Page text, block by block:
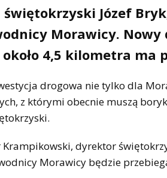
świętokrzyski Józef
Morawicy.
około 4,5 kilometra ma
drogowa nie tylko dla
z którymi obecnie muszą
Krampikowski, dyrektor
Morawicy będzie